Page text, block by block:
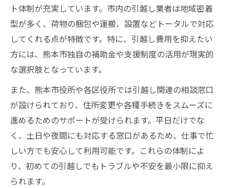
ト体制が充実しています。市内の引越し業者は地域密着
型が多く、荷物の梱包や運搬、設置などトータルで対応
してくれる点が特徴です。特に、引越し費用を抑えたい
方には、熊本市独自の補助金や支援制度の活用が現実的
な選択肢となっています。
また、熊本市役所や各区役所では引越し関連の相談窓口
が設けられており、住所変更や各種手続きをスムーズに
進めるためのサポートが受けられます。平日だけでな
く、土日や夜間にも対応する窓口があるため、仕事で忙
しい方でも安心して利用可能です。これらの体制によ
り、初めての引越しでもトラブルや不安を最小限に抑え
られます。